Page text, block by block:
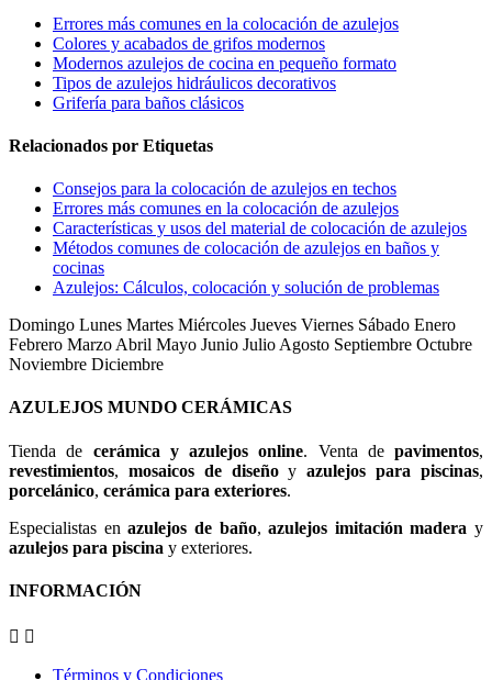
Errores más comunes en la colocación de azulejos
Colores y acabados de grifos modernos
Modernos azulejos de cocina en pequeño formato
Tipos de azulejos hidráulicos decorativos
Grifería para baños clásicos
Relacionados por Etiquetas
Consejos para la colocación de azulejos en techos
Errores más comunes en la colocación de azulejos
Características y usos del material de colocación de azulejos
Métodos comunes de colocación de azulejos en baños y
cocinas
Azulejos: Cálculos, colocación y solución de problemas
Domingo Lunes Martes Miércoles Jueves Viernes Sábado Enero
Febrero Marzo Abril Mayo Junio Julio Agosto Septiembre Octubre
Noviembre Diciembre
AZULEJOS MUNDO CERÁMICAS
Tienda de cerámica y azulejos online. Venta de pavimentos,
revestimientos, mosaicos de diseñoyazulejos para piscinas,
porcelánico, cerámica para exteriores.
Especialistas enazulejos de baño,azulejos imitación madera y
azulejos para piscina y exteriores.
INFORMACIÓN
 
Términos y Condiciones